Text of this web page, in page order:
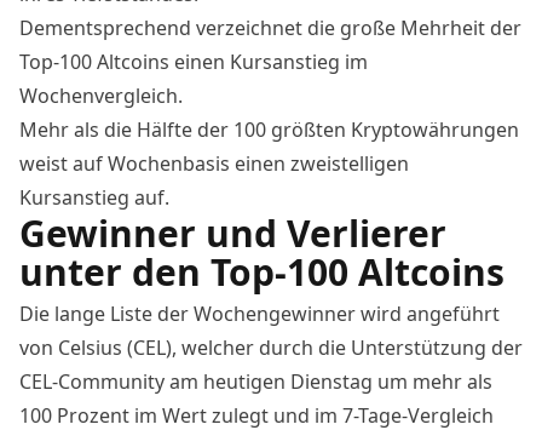
Dementsprechend verzeichnet die große Mehrheit der
Top-100 Altcoins einen Kursanstieg im
Wochenvergleich.
Mehr als die Hälfte der 100 größten Kryptowährungen
weist auf Wochenbasis einen zweistelligen
Kursanstieg auf.
Gewinner und Verlierer
unter den Top-100 Altcoins
Die lange Liste der Wochengewinner wird angeführt
von Celsius (CEL), welcher durch die Unterstützung der
CEL-Communityam heutigen Dienstag um mehr als
100 Prozent im Wert zulegt und im 7-Tage-Vergleich